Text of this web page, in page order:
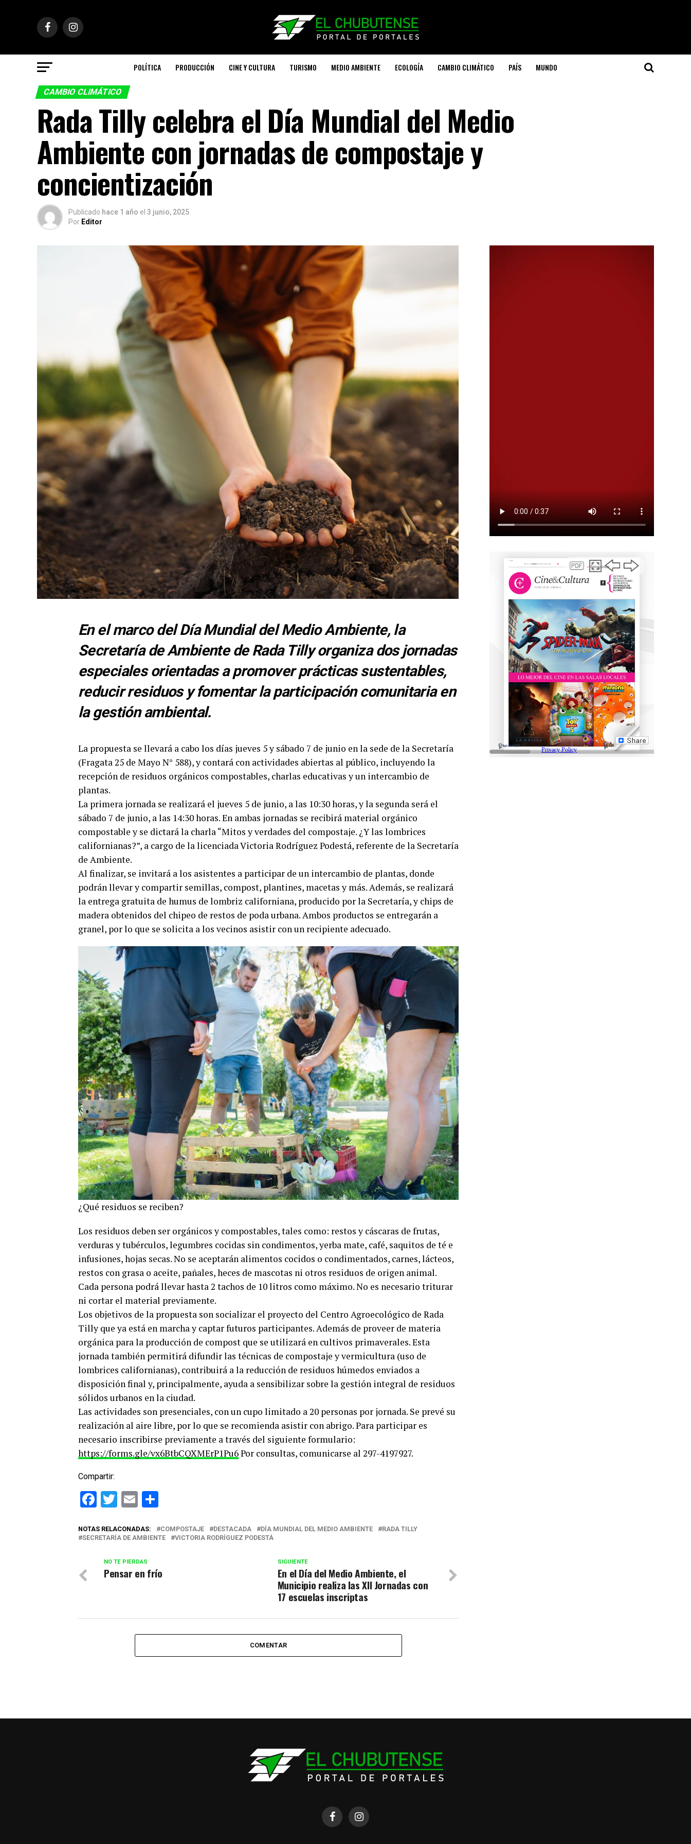
POLÍTICA PRODUCCIÓN CINE Y CULTURA TURISMO MEDIO AMBIENTE ECOLOGÍA CAMBIO CLIMÁTICO PAÍS MUNDO
CAMBIO CLIMÁTICO
Rada Tilly celebra el Día Mundial del Medio
Ambiente con jornadas de compostaje y
concientización
Publicado hace 1 año el 3 junio, 2025
Por Editor
En el marco del Día Mundial del Medio Ambiente, la
Secretaría de Ambiente de Rada Tilly organiza dos jornadas
especiales orientadas a promover prácticas sustentables,
reducir residuos y fomentar la participación comunitaria en
la gestión ambiental.
La propuesta se llevará a cabo los días jueves 5 y sábado 7 de junio en la sede de la Secretaría
(Fragata 25 de Mayo N° 588), y contará con actividades abiertas al público, incluyendo la
recepción de residuos orgánicos compostables, charlas educativas y un intercambio de
plantas.
La primera jornada se realizará el jueves 5 de junio, a las 10:30 horas, y la segunda será el
sábado 7 de junio, a las 14:30 horas. En ambas jornadas se recibirá material orgánico
compostable y se dictará la charla “Mitos y verdades del compostaje. ¿Y las lombrices
californianas?”, a cargo de la licenciada Victoria Rodríguez Podestá, referente de la Secretaría
de Ambiente.
Al finalizar, se invitará a los asistentes a participar de un intercambio de plantas, donde
podrán llevar y compartir semillas, compost, plantines, macetas y más. Además, se realizará
la entrega gratuita de humus de lombriz californiana, producido por la Secretaría, y chips de
madera obtenidos del chipeo de restos de poda urbana. Ambos productos se entregarán a
granel, por lo que se solicita a los vecinos asistir con un recipiente adecuado.
¿Qué residuos se reciben?
Los residuos deben ser orgánicos y compostables, tales como: restos y cáscaras de frutas,
verduras y tubérculos, legumbres cocidas sin condimentos, yerba mate, café, saquitos de té e
infusiones, hojas secas. No se aceptarán alimentos cocidos o condimentados, carnes, lácteos,
restos con grasa o aceite, pañales, heces de mascotas ni otros residuos de origen animal.
Cada persona podrá llevar hasta 2 tachos de 10 litros como máximo. No es necesario triturar
ni cortar el material previamente.
Los objetivos de la propuesta son socializar el proyecto del Centro Agroecológico de Rada
Tilly que ya está en marcha y captar futuros participantes. Además de proveer de materia
orgánica para la producción de compost que se utilizará en cultivos primaverales. Esta
jornada también permitirá difundir las técnicas de compostaje y vermicultura (uso de
lombrices californianas), contribuirá a la reducción de residuos húmedos enviados a
disposición final y, principalmente, ayuda a sensibilizar sobre la gestión integral de residuos
sólidos urbanos en la ciudad.
Las actividades son presenciales, con un cupo limitado a 20 personas por jornada. Se prevé su
realización al aire libre, por lo que se recomienda asistir con abrigo. Para participar es
necesario inscribirse previamente a través del siguiente formulario:
https://forms.gle/vx6BtbCQXMErP1Pu6Por consultas, comunicarse al 297-4197927.
Compartir:
Facebook
Twitter
Email
NOTAS RELACONADAS: COMPOSTAJE DESTACADA DÍA MUNDIAL DEL MEDIO AMBIENTE
RADA TILLY
SECRETARÍA DE AMBIENTE
VICTORIA RODRÍGUEZ PODESTÁ
SIGUIENTE
En el Día del Medio Ambiente, el
Municipio realiza las XII Jornadas con
17 escuelas inscriptas
NO TE PIERDAS
Pensar en frío
COMENTAR